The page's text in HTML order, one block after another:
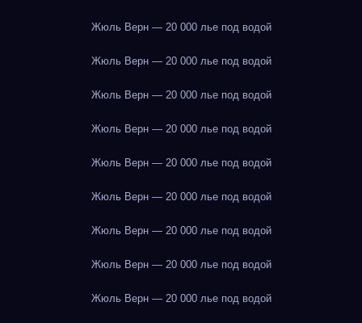
Жюль Верн — 20 000 лье под водой
Жюль Верн — 20 000 лье под водой
Жюль Верн — 20 000 лье под водой
Жюль Верн — 20 000 лье под водой
Жюль Верн — 20 000 лье под водой
Жюль Верн — 20 000 лье под водой
Жюль Верн — 20 000 лье под водой
Жюль Верн — 20 000 лье под водой
Жюль Верн — 20 000 лье под водой